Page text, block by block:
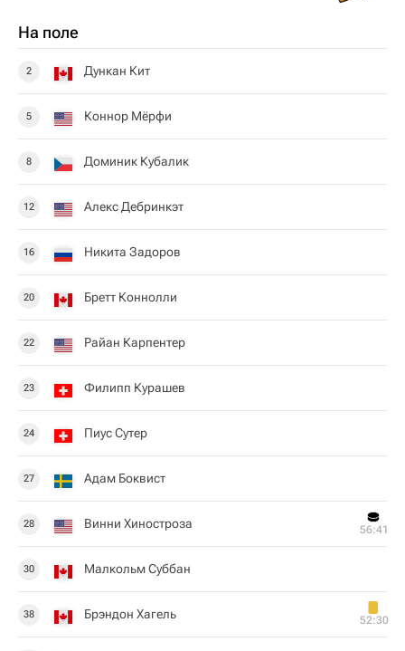
На поле
2 Дункан Кит
5 Коннор Мёрфи
8 Доминик Кубалик
12 Алекс Дебринкэт
16 Никита Задоров
20 Бретт Коннолли
22 Райан Карпентер
23 Филипп Курашев
24 Пиус Сутер
27 Адам Боквист
28 Винни Хиностроза 56:41
30 Малкольм Суббан
38 Брэндон Хагель 52:30